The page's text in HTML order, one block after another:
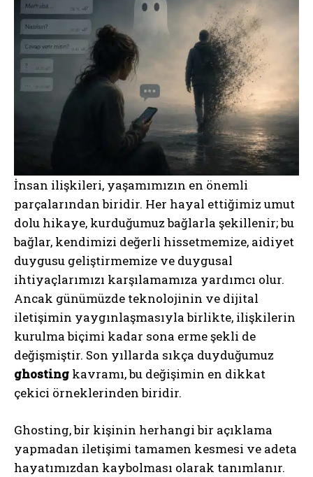
İnsan ilişkileri, yaşamımızın en önemli
parçalarından biridir. Her hayal ettiğimiz umut
dolu hikaye, kurduğumuz bağlarla şekillenir; bu
bağlar, kendimizi değerli hissetmemize, aidiyet
duygusu geliştirmemize ve duygusal
ihtiyaçlarımızı karşılamamıza yardımcı olur.
Ancak günümüzde teknolojinin ve dijital
iletişimin yaygınlaşmasıyla birlikte, ilişkilerin
kurulma biçimi kadar sona erme şekli de
değişmiştir. Son yıllarda sıkça duyduğumuz
ghosting kavramı, bu değişimin en dikkat
çekici örneklerinden biridir.
Ghosting, bir kişinin herhangi bir açıklama
yapmadan iletişimi tamamen kesmesi ve adeta
hayatımızdan kaybolması olarak tanımlanır.